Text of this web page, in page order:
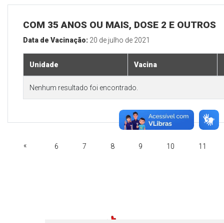
COM 35 ANOS OU MAIS, DOSE 2 E OUTROS
Data de Vacinação: 20 de julho de 2021
Unidade Vacina
Nenhum resultado foi encontrado.
« 6 7 8 9 10 11